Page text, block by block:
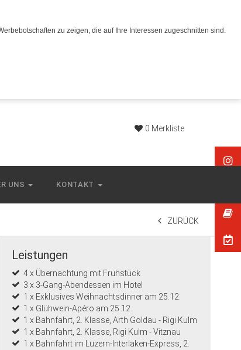
zu zeigen, die auf Ihre Interessen zugeschnitten sind.
0 Merkliste
UNS KONTAKT
ZURÜCK
Leistungen
4 x Übernachtung mit Frühstück
3 x 3-Gang-Abendessen im Hotel
1 x Exklusives Weihnachtsdinner am 25.12.
1 x Glühwein-Apéro am 25.12.
1 x Bahnfahrt, 2. Klasse, Arth Goldau - Rigi Kulm
1 x Bahnfahrt, 2. Klasse, Rigi Kulm - Vitznau
1 x Bahnfahrt im Luzern-Interlaken-Express, 2.